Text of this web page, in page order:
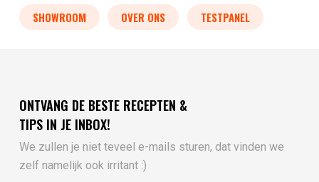
SHOWROOM OVER ONS TESTPANEL
ONTVANG DE BESTE RECEPTEN &
TIPS IN JE INBOX!
We zullen je niet teveel e-mails sturen, dat vinden we
zelf namelijk ook irritant :)